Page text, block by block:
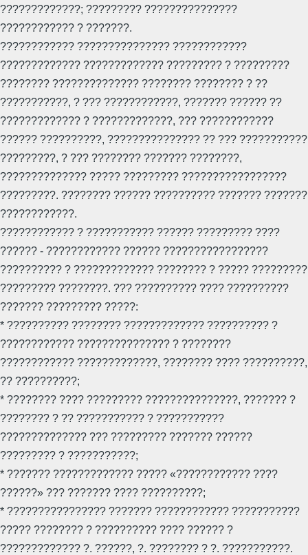
?????????????; ????????? ???????????????
???????????? ? ???????.
???????????? ??????????????? ????????????
????????????? ????????????? ????????? ? ?????????
???????? ?????????????? ???????? ???????? ? ??
???????????, ? ??? ????????????, ??????? ?????? ??
????????????? ? ?????????????, ??? ????????????
?????? ??????????, ??????????????? ?? ??? ???????????
?????????, ? ??? ???????? ??????? ????????,
?????????????? ????? ????????? ?????????????????
?????????. ???????? ?????? ?????????? ??????? ???????
????????????.
???????????? ? ??????????? ?????? ????????? ????
?????? - ???????????? ?????? ?????????????????
?????????? ? ????????????? ???????? ? ????? ?????????
????????? ????????. ??? ?????????? ???? ??????????
??????? ????????? ?????:
* ?????????? ???????? ????????????? ?????????? ?
???????????? ??????????????? ? ????????
???????????? ?????????????, ???????? ???? ??????????,
?? ??????????;
* ???????? ???? ????????? ???????????????, ??????? ?
???????? ? ?? ??????????? ? ???????????
?????????????? ??? ????????? ??????? ??????
????????? ? ???????????;
* ??????? ????????????? ????? «???????????? ????
??????» ??? ??????? ???? ??????????;
* ???????????????? ??????? ???????????? ???????????
????? ???????? ? ?????????? ???? ?????? ?
????????????? ?. ??????, ?. ???????? ? ?. ???????????.